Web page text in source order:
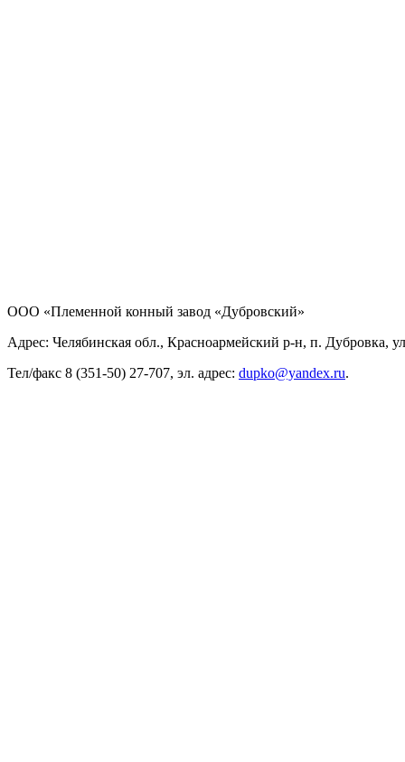
ООО «Племенной конный завод «Дубровский»
Адрес: Челябинская обл., Красноармейский р-н, п. Дубровка,
Тел/факс 8 (351-50) 27-707, эл. адрес: dupko@yandex.ru.